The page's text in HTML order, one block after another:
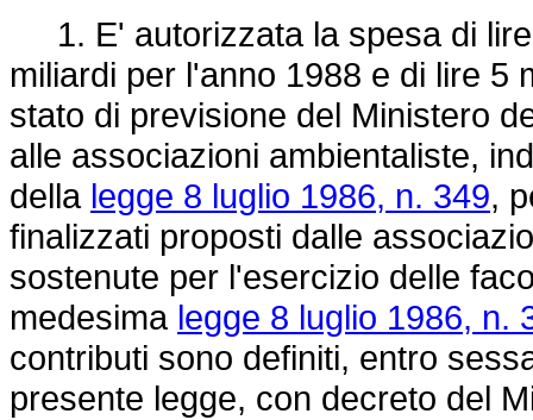
1. E' autorizzata la spesa di
miliardi per l'anno 1988 e di lire 5
stato di previsione del Ministero
alle associazioni ambientaliste,
della legge 8 luglio 1986, n. 349,
finalizzati proposti dalle
sostenute per l'esercizio delle
medesima legge 8 luglio 1986, n.
contributi sono definiti, entro
presente legge, con decreto del